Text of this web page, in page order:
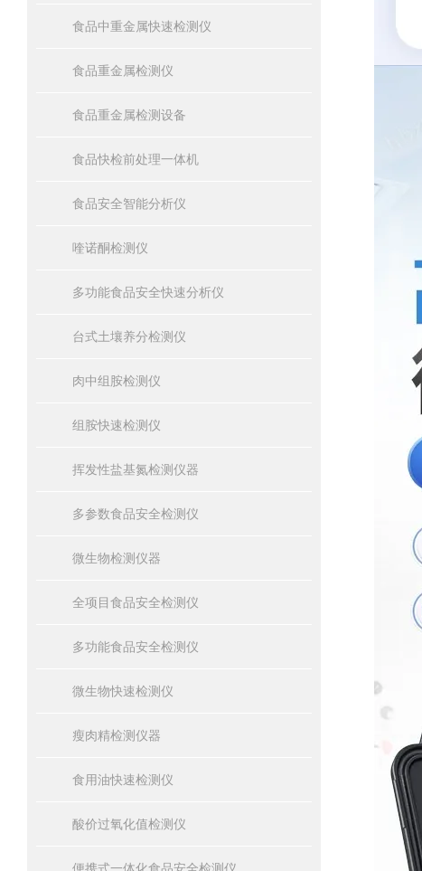
食品中重金属快速检测仪
食品重金属检测仪
食品重金属检测设备
食品快检前处理一体机
食品安全智能分析仪
喹诺酮检测仪
多功能食品安全快速分析仪
台式土壤养分检测仪
肉中组胺检测仪
组胺快速检测仪
挥发性盐基氮检测仪器
多参数食品安全检测仪
微生物检测仪器
全项目食品安全检测仪
多功能食品安全检测仪
微生物快速检测仪
瘦肉精检测仪器
食用油快速检测仪
酸价过氧化值检测仪